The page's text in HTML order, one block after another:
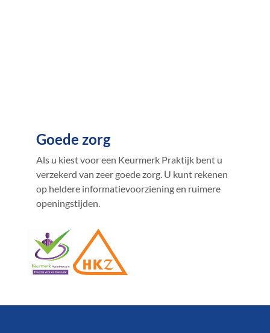
Goede zorg
Als u kiest voor een Keurmerk Praktijk bent u
verzekerd van zeer goede zorg. U kunt rekenen
op heldere informatievoorziening en ruimere
openingstijden.